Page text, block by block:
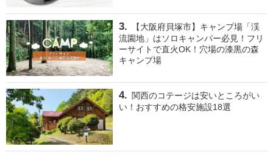
【大阪府貝塚市】キャンプ場「渓
流園地」はソロキャンパー必見！フリ
ーサイトで直火OK！穴場の漆黒の森
キャンプ場
関西のコテージは安いところがい
い！おすすめの格安施設18選